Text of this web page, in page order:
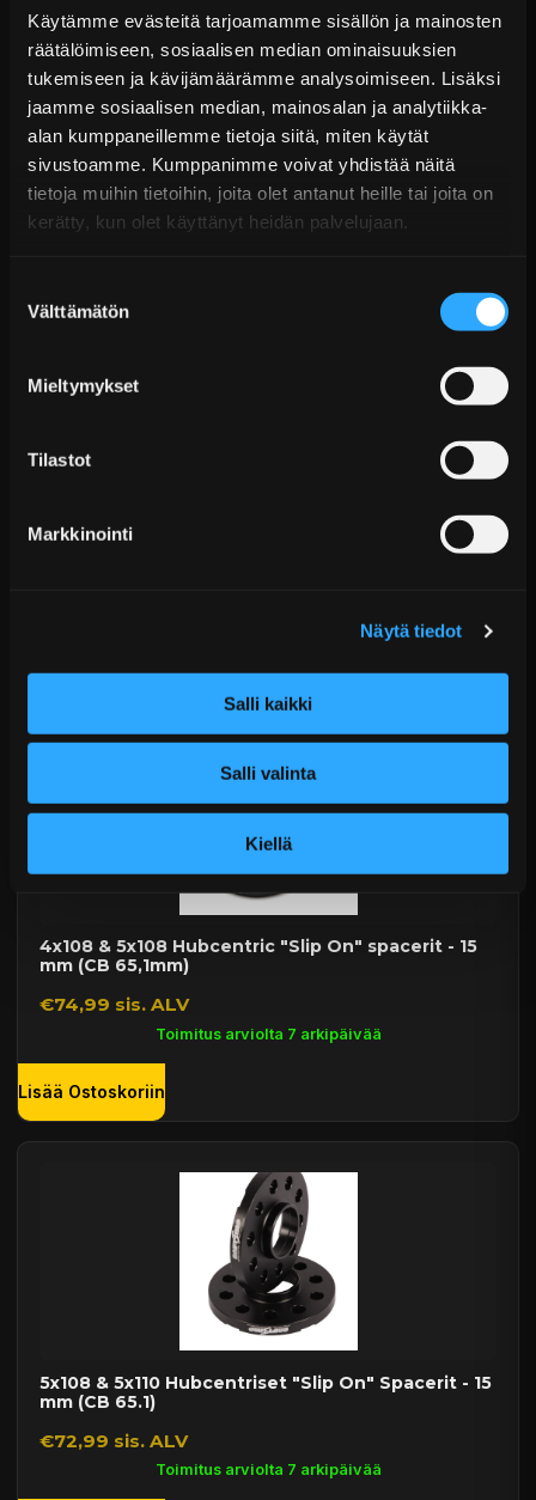
Käytämme evästeitä tarjoamamme sisällön ja mainosten
räätälöimiseen, sosiaalisen median ominaisuuksien
tukemiseen ja kävijämäärämme analysoimiseen. Lisäksi
jaamme sosiaalisen median, mainosalan ja analytiikka-
alan kumppaneillemme tietoja siitä, miten käytät
sivustoamme. Kumppanimme voivat yhdistää näitä
tietoja muihin tietoihin, joita olet antanut heille tai joita on
kerätty, kun olet käyttänyt heidän palvelujaan.
valinta
Välttämätön
Mieltymykset
Tilastot
Markkinointi
Näytä tiedot
Salli kaikki
Salli valinta
Kiellä
D2 Circuit Coiloverit BMW 3-sarja E36 (1990–1998)
Alk. €1.751,99 sis. ALV
Toimitus arviolta 20 arkipäivää (jälkitoimitus)
Lisää Ostoskoriin
D2 Street Coilover-alustasarja Mercedes-Benz E-
sarja (W124)
4x108 & 5x108 Hubcentric "Slip On" spacerit - 15
mm (CB 65,1mm)
€74,99 sis. ALV
Toimitus arviolta 7 arkipäivää
Lisää Ostoskoriin
5x108 & 5x110 Hubcentriset "Slip On" Spacerit - 15
mm (CB 65.1)
€72,99 sis. ALV
Toimitus arviolta 7 arkipäivää